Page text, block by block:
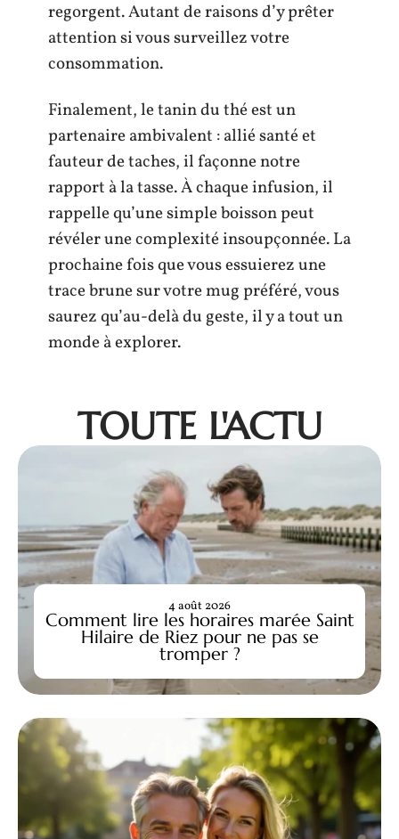
regorgent. Autant de raisons d’y prêter
attention si vous surveillez votre
consommation.
Finalement, le tanin du thé est un
partenaire ambivalent : allié santé et
fauteur de taches, il façonne notre
rapport à la tasse. À chaque infusion, il
rappelle qu’une simple boisson peut
révéler une complexité insoupçonnée. La
prochaine fois que vous essuierez une
trace brune sur votre mug préféré, vous
saurez qu’au-delà du geste, il y a tout un
monde à explorer.
TOUTE L'ACTU
Comment lire les horaires marée Saint
Hilaire de Riez pour ne pas se
tromper ?
4 août 2026